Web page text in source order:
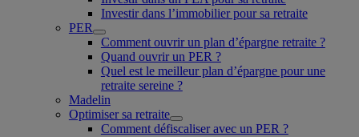
Investir dans l’immobilier pour sa retraite
PER
Comment ouvrir un plan d’épargne retraite ?
Quand ouvrir un PER ?
Quel est le meilleur plan d’épargne pour une
retraite sereine ?
Madelin
Optimiser sa retraite
Comment défiscaliser avec un PER ?